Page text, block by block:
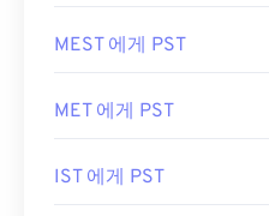
MEST 에게 PST
MET 에게 PST
IST 에게 PST